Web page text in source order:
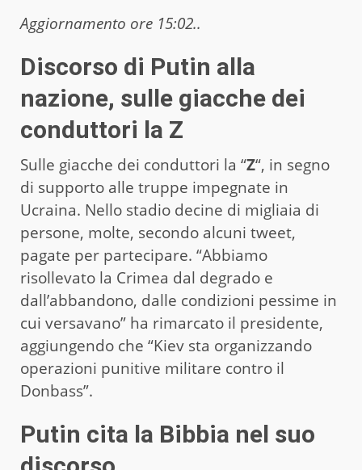
Aggiornamento ore 15:02..
Discorso di Putin alla
nazione, sulle giacche dei
conduttori la Z
Sulle giacche dei conduttori la “Z“, in segno
di supporto alle truppe impegnate in
Ucraina. Nello stadio decine di migliaia di
persone, molte, secondo alcuni tweet,
pagate per partecipare. “Abbiamo
risollevato la Crimea dal degrado e
dall’abbandono, dalle condizioni pessime in
cui versavano” ha rimarcato il presidente,
aggiungendo che “Kiev sta organizzando
operazioni punitive militare contro il
Donbass”.
Putin cita la Bibbia nel suo